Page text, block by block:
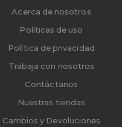
Acerca de nosotros
Políticas de uso
Política de privacidad
Trabaja con nosotros
Contáctanos
Nuestras tiendas
Cambios y Devoluciones